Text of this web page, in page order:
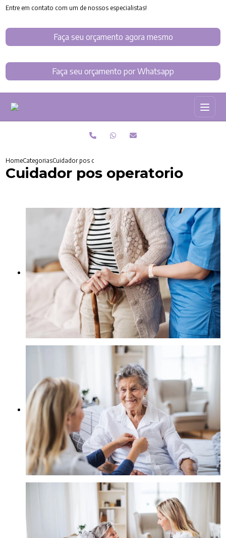
Entre em contato com um de nossos especialistas!
Faça seu orçamento agora mesmo
Faça seu orçamento por Whatsapp
HomeCategoriasCuidador pos operatorio
Cuidador pos operatorio